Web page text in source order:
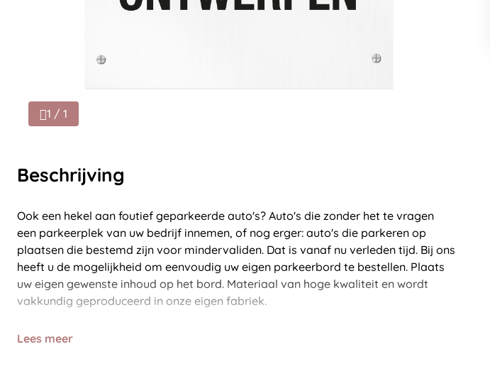
1 / 1
Beschrijving
Ook een hekel aan foutief geparkeerde auto's? Auto's die zonder het te vragen
een parkeerplek van uw bedrijf innemen, of nog erger: auto's die parkeren op
plaatsen die bestemd zijn voor mindervaliden. Dat is vanaf nu verleden tijd. Bij ons
heeft u de mogelijkheid om eenvoudig uw eigen parkeerbord te bestellen. Plaats
uw eigen gewenste inhoud op het bord. Materiaal van hoge kwaliteit en wordt
vakkundig geproduceerd in onze eigen fabriek.
Lees meer